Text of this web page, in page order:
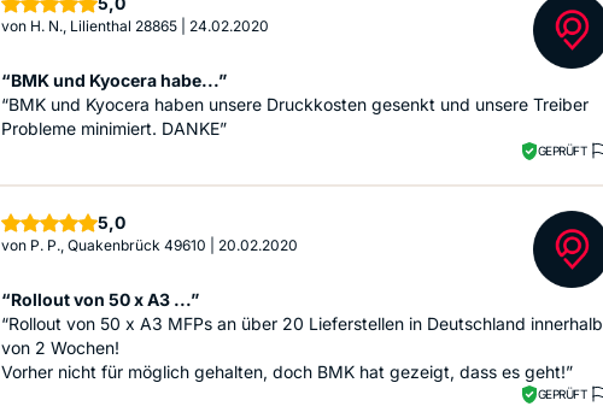
von H. N., Lilienthal 28865 24.02.2020
“BMK und Kyocera habe...”
“BMK und Kyocera haben unsere Druckkosten gesenkt und unsere Treiber
Probleme minimiert. DANKE”
GEPRÜFT
5,0Sterne
von P. P., Quakenbrück 49610 20.02.2020
“Rollout von 50 x A3 ...”
“Rollout von 50 x A3 MFPs an über 20 Lieferstellen in Deutschland innerhalb
von 2 Wochen!
Vorher nicht für möglich gehalten, doch BMK hat gezeigt, dass es geht!”
GEPRÜFT